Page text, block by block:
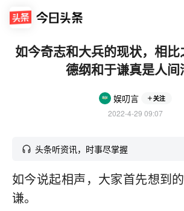
如今奇志和大兵的现状，相
德纲和于谦真是人间
娱叨言 关注
2022-4-29 09:07
头条听资讯，时事尽掌握
如今说起相声，大家首先想到
谦。